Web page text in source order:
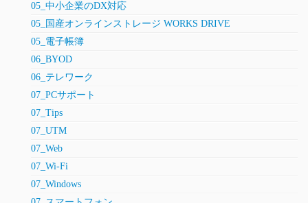
05_中小企業のDX対応
05_国産オンラインストレージ WORKS DRIVE
05_電子帳簿
06_BYOD
06_テレワーク
07_PCサポート
07_Tips
07_UTM
07_Web
07_Wi-Fi
07_Windows